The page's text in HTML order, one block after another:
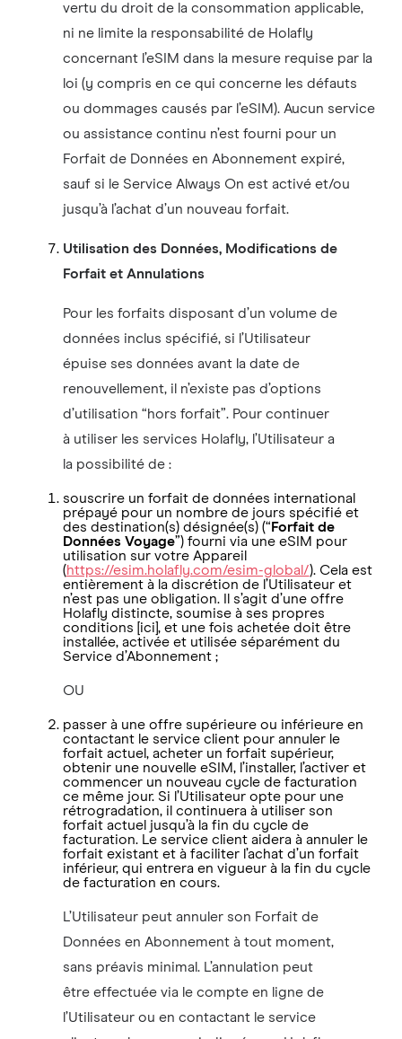
vertu du droit de la consommation applicable,
ni ne limite la responsabilité de Holafly
concernant l’eSIM dans la mesure requise par la
loi (y compris en ce qui concerne les défauts
ou dommages causés par l’eSIM). Aucun service
ou assistance continu n’est fourni pour un
Forfait de Données en Abonnement expiré,
sauf si le Service Always On est activé et/ou
jusqu’à l’achat d’un nouveau forfait.
Utilisation des Données, Modifications de
Forfait et Annulations
Pour les forfaits disposant d’un volume de
données inclus spécifié, si l’Utilisateur
épuise ses données avant la date de
renouvellement, il n’existe pas d’options
d’utilisation “hors forfait”. Pour continuer
à utiliser les services Holafly, l’Utilisateur a
la possibilité de :
souscrire un forfait de données international
prépayé pour un nombre de jours spécifié et
des destination(s) désignée(s) (“ Forfait de
Données Voyage”) fourni via une eSIM pour
utilisation sur votre Appareil
(https://esim.holafly.com/esim-global/). Cela est
entièrement à la discrétion de l’Utilisateur et
n’est pas une obligation. Il s’agit d’une offre
Holafly distincte, soumise à ses propres
conditions [ici], et une fois achetée doit être
installée, activée et utilisée séparément du
Service d’Abonnement ;
OU
passer à une offre supérieure ou inférieure en
contactant le service client pour annuler le
forfait actuel, acheter un forfait supérieur,
obtenir une nouvelle eSIM, l’installer, l’activer et
commencer un nouveau cycle de facturation
ce même jour. Si l’Utilisateur opte pour une
rétrogradation, il continuera à utiliser son
forfait actuel jusqu’à la fin du cycle de
facturation. Le service client aidera à annuler le
forfait existant et à faciliter l’achat d’un forfait
inférieur, qui entrera en vigueur à la fin du cycle
de facturation en cours.
L’Utilisateur peut annuler son Forfait de
Données en Abonnement à tout moment,
sans préavis minimal. L’annulation peut
être effectuée via le compte en ligne de
l’Utilisateur ou en contactant le service